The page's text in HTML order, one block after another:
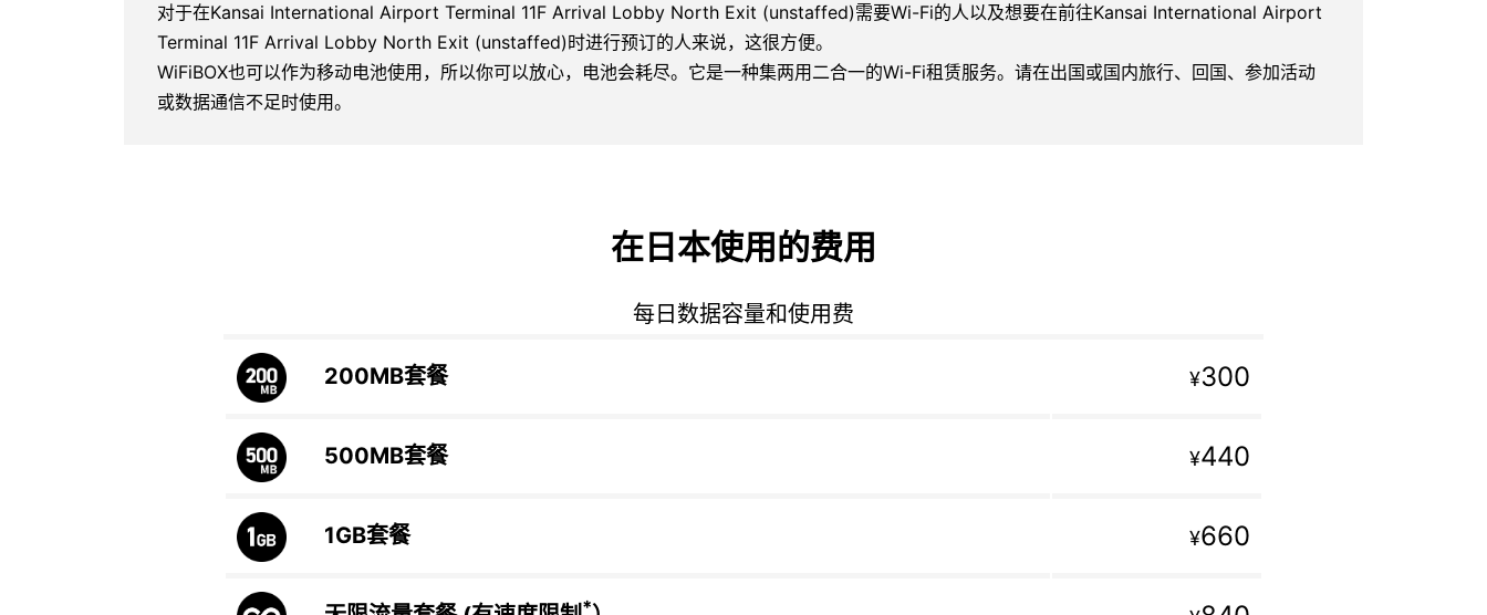
对于在Kansai International Airport Terminal 11F Arrival Lobby North Exit (unstaffed)需要Wi-Fi的人以及想要在前往Kansai International Airport
Terminal 11F Arrival Lobby North Exit (unstaffed)时进行预订的人来说，这很方便。
WiFiBOX也可以作为移动电池使用，所以你可以放心，电池会耗尽。它是一种集两用二合一的Wi-Fi租赁服务。请在出国或国内旅行、回国、参加活动
或数据通信不足时使用。
在日本使用的费用
每日数据容量和使用费
200MB套餐 ¥300
500MB套餐 ¥440
1GB套餐 ¥660
*